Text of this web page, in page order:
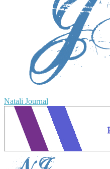
Natali Journal